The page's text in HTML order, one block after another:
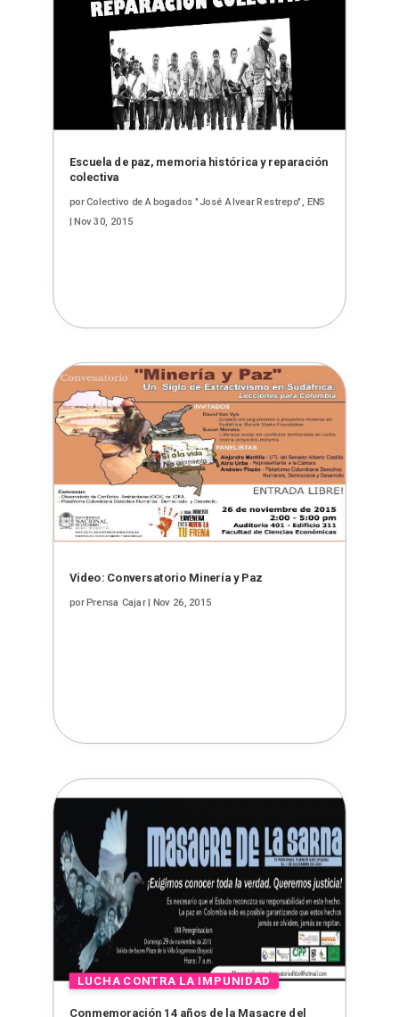
Escuela de paz, memoria histórica y reparación
colectiva
porColectivo de Abogados "José Alvear Restrepo", ENS
|Nov 30, 2015
Video: Conversatorio Minería y Paz
por Prensa Cajar| Nov 26, 2015
Conmemoración 14 años de la Masacre del